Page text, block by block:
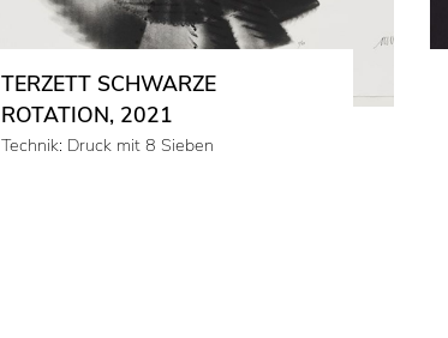
TERZETT SCHWARZE
ROTATION, 2021
Technik: Druck mit 8 Sieben